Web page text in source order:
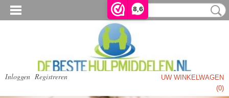
8,6
Inloggen Registreren
UW WINKELWAGEN
(0)